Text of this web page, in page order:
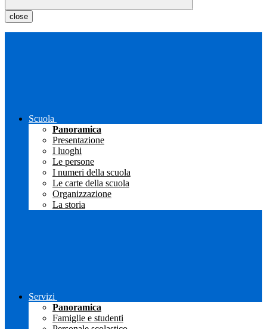
close
Scuola
Panoramica
Presentazione
I luoghi
Le persone
I numeri della scuola
Le carte della scuola
Organizzazione
La storia
Servizi
Panoramica
Famiglie e studenti